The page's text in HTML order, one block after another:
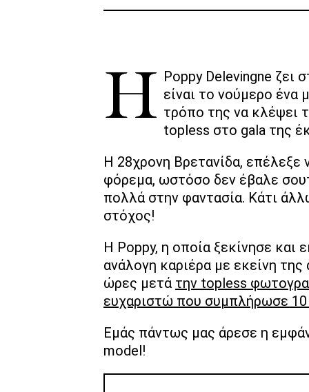
H Poppy Delevingne ζει στην… σκιά της αδερφής της, Cara, η οποία είναι το νούμερο
τρόπο της να κλέψει
topless στο gala της
H 28χρονη Βρετανίδα,
φόρεμα, ωστόσο δεν έβαλε
πολλά στην φαντασία. Κάτι
στόχος!
Η Poppy, η οποία ξεκίνησε και
ανάλογη καριέρα με εκείνη
ώρες μετά την topless
ευχαριστώ που συμπλήρωσε
Εμάς πάντως μας άρεσε η
model!